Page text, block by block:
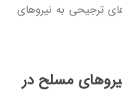
ترجیحی به نیروهای
مسلح در